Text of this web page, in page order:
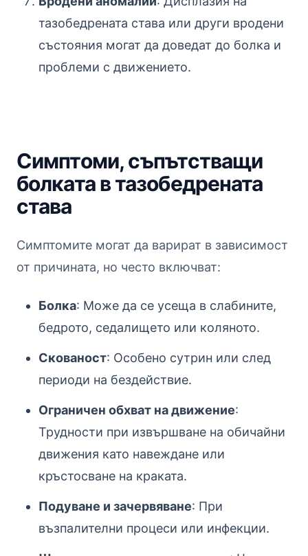
тазобедрената става или други вродени
състояния могат да доведат до болка и
проблеми с движението.
Симптоми, съпътстващи
болката в тазобедрената
става
Симптомите могат да варират в зависимост
от причината, но често включват:
Болка: Може да се усеща в слабините,
бедрото, седалището или коляното.
Скованост: Особено сутрин или след
периоди на бездействие.
Ограничен обхват на движение:
Трудности при извършване на обичайни
движения като навеждане или
кръстосване на краката.
Подуване и зачервяване: При
възпалителни процеси или инфекции.